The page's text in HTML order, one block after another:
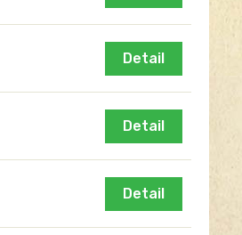
Detail
Detail
Detail